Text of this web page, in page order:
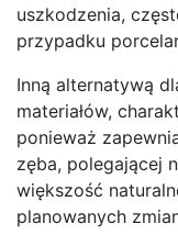
uszkodzenia,
przypadku
Inną alternatywą
materiałów,
ponieważ
zęba, polegającej
większość
planowanych